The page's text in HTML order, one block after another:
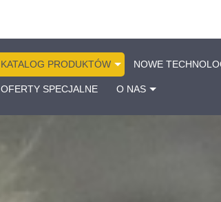
KATALOG PRODUKTÓW NOWE
OFERTY SPECJALNE O NAS